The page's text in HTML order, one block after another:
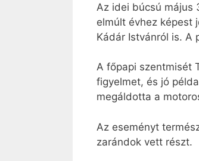
Az idei búcsú május
elmúlt évhez képest
Kádár Istvánról is. A
A főpapi szentmisét
figyelmet, és jó
megáldotta a
Az eseményt
zarándok vett részt.